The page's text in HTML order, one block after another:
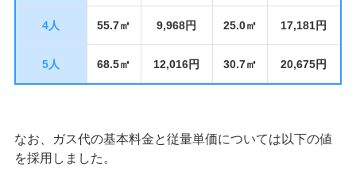
4人 55.7㎥ 9,968円 25.0㎥ 17,181円
5人 68.5㎥ 12,016円 30.7㎥ 20,675円
なお、ガス代の基本料金と従量単価については以下の値
を採用しました。